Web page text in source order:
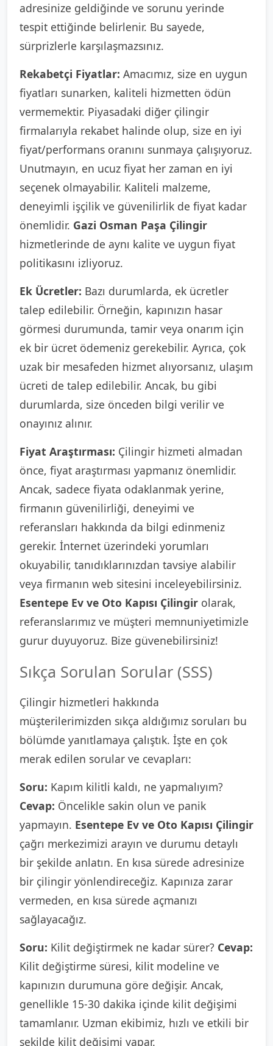
adresinize geldiğinde ve sorunu yerinde
tespit ettiğinde belirlenir. Bu sayede,
sürprizlerle karşılaşmazsınız.
Rekabetçi Fiyatlar: Amacımız, size en uygun
fiyatları sunarken, kaliteli hizmetten ödün
vermemektir. Piyasadaki diğer çilingir
firmalarıyla rekabet halinde olup, size en iyi
fiyat/performans oranını sunmaya çalışıyoruz.
Unutmayın, en ucuz fiyat her zaman en iyi
seçenek olmayabilir. Kaliteli malzeme,
deneyimli işçilik ve güvenilirlik de fiyat kadar
önemlidir. Gazi Osman Paşa Çilingir
hizmetlerinde de aynı kalite ve uygun fiyat
politikasını izliyoruz.
Ek Ücretler: Bazı durumlarda, ek ücretler
talep edilebilir. Örneğin, kapınızın hasar
görmesi durumunda, tamir veya onarım için
ek bir ücret ödemeniz gerekebilir. Ayrıca, çok
uzak bir mesafeden hizmet alıyorsanız, ulaşım
ücreti de talep edilebilir. Ancak, bu gibi
durumlarda, size önceden bilgi verilir ve
onayınız alınır.
Fiyat Araştırması: Çilingir hizmeti almadan
önce, fiyat araştırması yapmanız önemlidir.
Ancak, sadece fiyata odaklanmak yerine,
firmanın güvenilirliği, deneyimi ve
referansları hakkında da bilgi edinmeniz
gerekir. İnternet üzerindeki yorumları
okuyabilir, tanıdıklarınızdan tavsiye alabilir
veya firmanın web sitesini inceleyebilirsiniz.
Esentepe Ev ve Oto Kapısı Çilingir olarak,
referanslarımız ve müşteri memnuniyetimizle
gurur duyuyoruz. Bize güvenebilirsiniz!
Sıkça Sorulan Sorular (SSS)
Çilingir hizmetleri hakkında
müşterilerimizden sıkça aldığımız soruları bu
bölümde yanıtlamaya çalıştık. İşte en çok
merak edilen sorular ve cevapları:
Soru: Kapım kilitli kaldı, ne yapmalıyım?
Cevap: Öncelikle sakin olun ve panik
yapmayın. Esentepe Ev ve Oto Kapısı Çilingir
çağrı merkezimizi arayın ve durumu detaylı
bir şekilde anlatın. En kısa sürede adresinize
bir çilingir yönlendireceğiz. Kapınıza zarar
vermeden, en kısa sürede açmanızı
sağlayacağız.
Soru: Kilit değiştirmek ne kadar sürer? Cevap:
Kilit değiştirme süresi, kilit modeline ve
kapınızın durumuna göre değişir. Ancak,
genellikle 15-30 dakika içinde kilit değişimi
tamamlanır. Uzman ekibimiz, hızlı ve etkili bir
şekilde kilit değişimi yapar.